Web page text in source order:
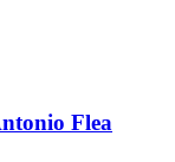
Flea